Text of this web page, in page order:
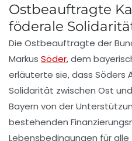
Ostbeauftragte
föderale
Die Ostbeauftragte der
Markus Söder, dem
erläuterte sie, dass Söders
Solidarität zwischen Ost
Bayern von der
bestehenden
Lebensbedingungen für